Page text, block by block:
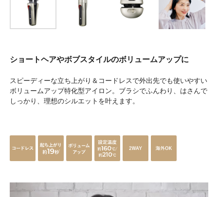
ショートヘアやボブスタイルのボリュームアップに
スピーディーな立ち上がり＆コードレスで外出先でも使いやすい
ボリュームアップ特化型アイロン。ブラシでふんわり、はさんで
しっかり、理想のシルエットを叶えます。